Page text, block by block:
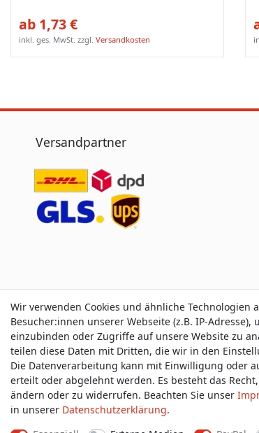
ab 1,73 €
inkl. ges. MwSt. zzgl.Versandkosten
Versandpartner
Wir verwenden Cookies und ähnliche
Besucher:innen unserer Webseite (z.B. IP-
einzubinden oder Zugriffe auf unsere Website zu
teilen diese Daten mit Dritten, die wir in den
Die Datenverarbeitung kann mit Einwilligung oder
erteilt oder abgelehnt werden. Es besteht das
ändern oder zu widerrufen. Beachten Sie unser
in unserer Daten­schutz­erklärung.